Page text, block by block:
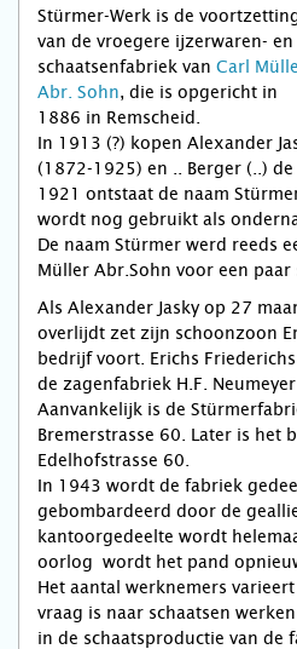
Stürmer-Werk is de
van de vroegere ijzerwaren- en
schaatsenfabriek van Carl
Abr. Sohn, die is opgericht in
1886 in Remscheid.
In 1913 (?) kopen Alexander
(1872-1925) en .. Berger (..)
1921 ontstaat de naam
wordt nog gebruikt als
De naam Stürmer werd reeds
Müller Abr.Sohn voor een paar
Als Alexan­der Jasky op 27
over­lijdt zet zijn schoonzoon
bedrijf voort. Erichs
de zagenfa­briek H.F.
Aanvankelijk is de
Bremerstrasse 60. Later is het
Edelhofstrasse 60.
In 1943 wordt de fabriek
gebombardeerd door de
kantoorgedeelte wordt
oorlog wordt het pand
Het aantal werknemers
vraag is naar schaatsen
in de schaats­productie van de